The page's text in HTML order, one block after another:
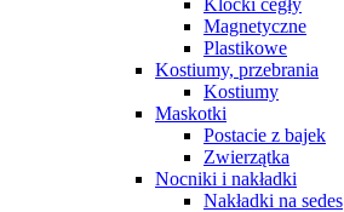
Klocki cegły
Magnetyczne
Plastikowe
Kostiumy, przebrania
Kostiumy
Maskotki
Postacie z bajek
Zwierzątka
Nocniki i nakładki
Nakładki na sedes